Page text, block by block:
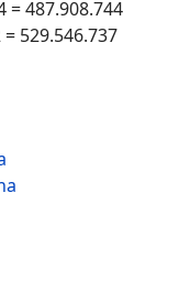
= 487.908.744
529.546.737